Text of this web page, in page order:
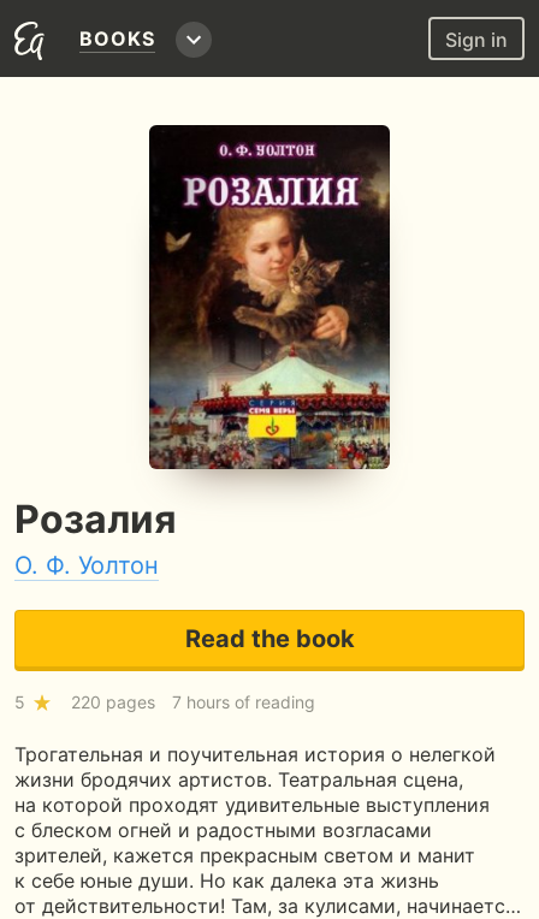
BOOKS Sign in
Розалия
О. Ф. Уолтон
Read the book
5 220 pages 7 hours of reading
Трогательная и поучительная история о нелегкой
жизни бродячих артистов. Театральная сцена,
на которой проходят удивительные выступления
с блеском огней и радостными возгласами
зрителей, кажется прекрасным светом и манит
к себе юные души. Но как далека эта жизнь
от действительности! Там, за кулисами, начинаетс…